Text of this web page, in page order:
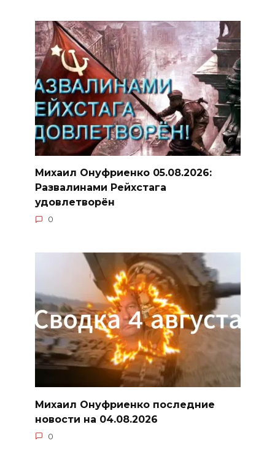
Михаил Онуфриенко 05.08.2026:
Развалинами Рейхстага
удовлетворён
0
Михаил Онуфриенко последние
новости на 04.08.2026
0